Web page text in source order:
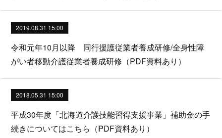
2019.08.31 15:00
令和元年10月以降 同行援護従業者養成研修/全身性障
がい者移動介護従業者養成研修（PDF資料あり）
2018.05.31 15:00
平成30年度「北海道介護技能習得支援事業」補助金の手
続きについてはこちら（PDF資料あり）